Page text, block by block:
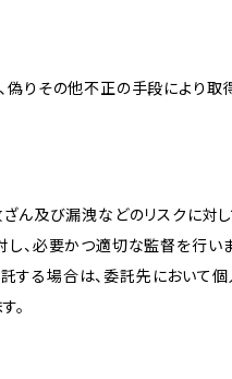
偽りその他不正の手段により取
ざん及び漏洩などのリスクに対
、必要かつ適切な監督を行いま
する場合は、委託先において
。